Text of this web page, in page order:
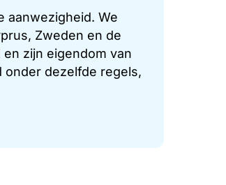
aanwezigheid. We
Zweden en de
zijn eigendom van
onder dezelfde regels,